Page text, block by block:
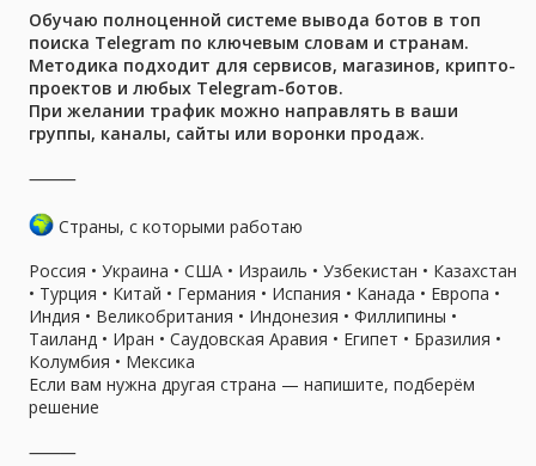
Обучаю полноценной системе вывода ботов в топ
поиска Telegram по ключевым словам и странам.
Методика подходит для сервисов, магазинов, крипто-
проектов и любых Telegram-ботов.
При желании трафик можно направлять в ваши
группы, каналы, сайты или воронки продаж.
⸻
Страны, с которыми работаю
Россия • Украина • США • Израиль • Узбекистан • Казахстан
• Турция • Китай • Германия • Испания • Канада • Европа •
Индия • Великобритания • Индонезия • Филлипины •
Таиланд • Иран • Саудовская Аравия • Египет • Бразилия •
Колумбия • Мексика
Если вам нужна другая страна — напишите, подберём
решение
⸻